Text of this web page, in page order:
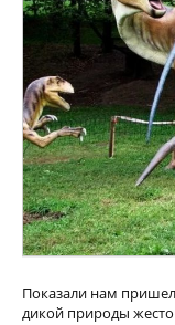
Показали нам
дикой природы